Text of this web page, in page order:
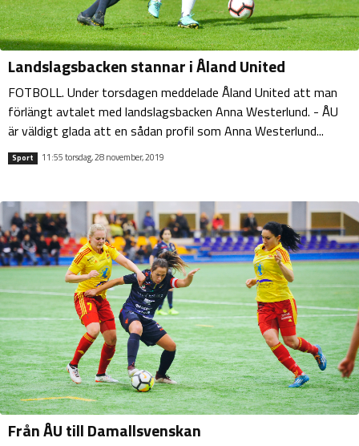
Landslagsbacken stannar i Åland United
FOTBOLL. Under torsdagen meddelade Åland United att man
förlängt avtalet med landslagsbacken Anna Westerlund. - ÅU
är väldigt glada att en sådan profil som Anna Westerlund...
Sport 11:55 torsdag, 28 november, 2019
Från ÅU till Damallsvenskan